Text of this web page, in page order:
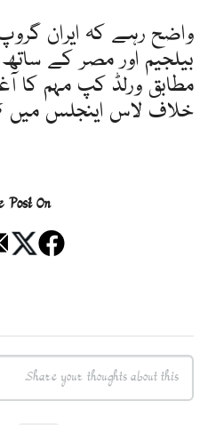
واضح رہے کہ ایران
بیلجیم اور مصر کے
مطابق ورلڈ کپ مہم کا
خلاف لاس اینجلس میں 15 جون کو کرے گا۔
On